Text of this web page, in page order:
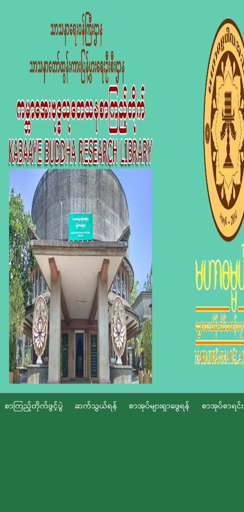
စာကြည့်တိုက်ဖွင့်ပွဲ ဆက်သွယ်ရန် စာအုပ်များရှာဖွေရန် စာအုပ်စာရင်း